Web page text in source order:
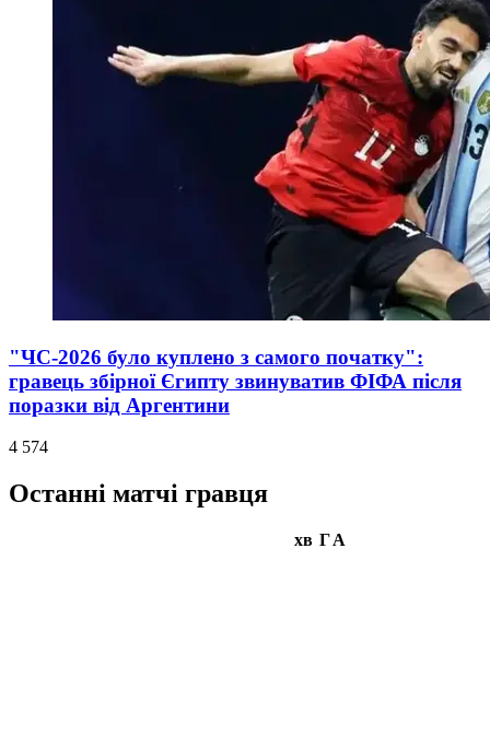
"ЧС-2026 було куплено з самого початку":
гравець збірної Єгипту звинуватив ФІФА після
поразки від Аргентини
4 574
Останні матчі гравця
хв ГА